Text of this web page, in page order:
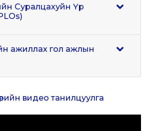
видео танилцуулга